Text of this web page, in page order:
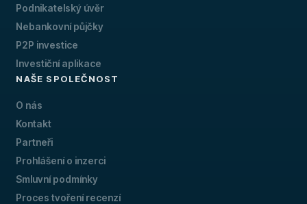
Podnikatelský úvěr
Nebankovní půjčky
P2P investice
Investiční aplikace
NAŠE SPOLEČNOST
O nás
Kontakt
Partneři
Prohlášení o inzerci
Smluvní podmínky
Proces tvoření recenzí